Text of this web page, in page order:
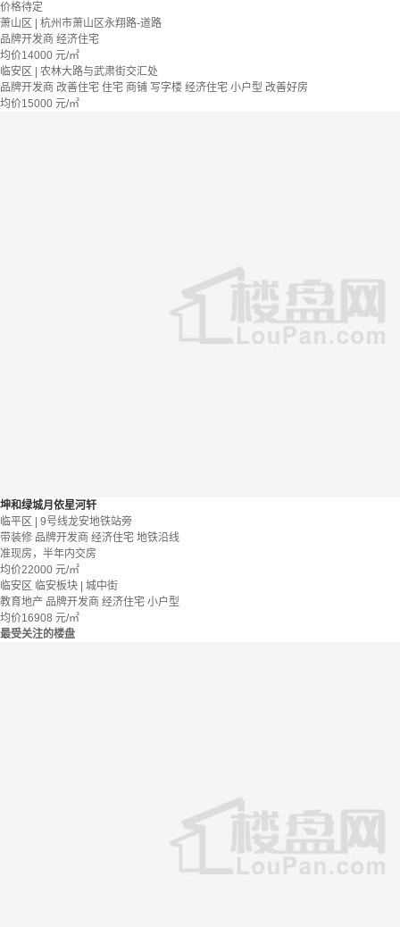
价格待定
萧山区 | 杭州市萧山区永翔路-道路
品牌开发商 经济住宅
均价14000 元/㎡
临安区 | 农林大路与武肃街交汇处
品牌开发商 改善住宅 住宅 商铺 写字楼 经济住宅 小户型 改善好房
均价15000 元/㎡
坤和绿城月依星河轩
临平区 | 9号线龙安地铁站旁
带装修 品牌开发商 经济住宅 地铁沿线
准现房，半年内交房
均价22000 元/㎡
临安区 临安板块 | 城中街
教育地产 品牌开发商 经济住宅 小户型
均价16908 元/㎡
最受关注的楼盘